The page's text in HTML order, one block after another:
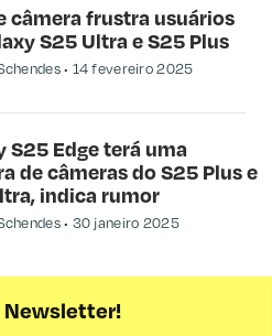
câmera frustra usuários
S25 Ultra e S25 Plus
14 fevereiro 2025
S25 Edge terá uma
de câmeras do S25 Plus e
indica rumor
30 janeiro 2025
Newsletter!